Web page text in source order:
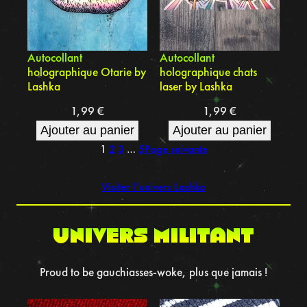
Autocollant
holographique Otarie by
Lashka
1,99€
Ajouter au panier
Autocollant
holographique chats
laser by Lashka
1,99 €
Ajouter au panier
1 2 3 … 5Page suivante
Visiter l’univers Lashka
UNIVERS MILITANT
Proud to be gauchiasses-woke, plus que jamais !